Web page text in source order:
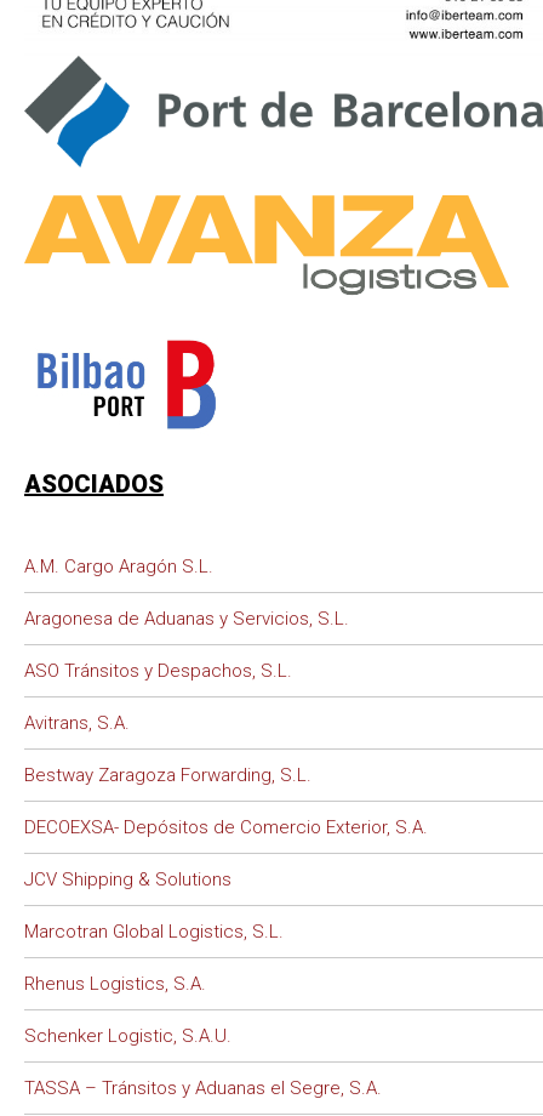
ASOCIADOS
A.M. Cargo Aragón S.L.
Aragonesa de Aduanas y Servicios, S.L.
ASO Tránsitos y Despachos, S.L.
Avitrans, S.A.
Bestway Zaragoza Forwarding, S.L.
DECOEXSA- Depósitos de Comercio Exterior, S.A.
JCV Shipping & Solutions
Marcotran Global Logistics, S.L.
Rhenus Logistics, S.A.
Schenker Logistic, S.A.U.
TASSA – Tránsitos y Aduanas el Segre, S.A.